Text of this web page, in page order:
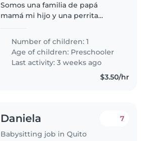
Somos una familia de papá
mamá mi hijo y una perrita
tranquila. Queremos alguien con
quien nos sentamos seguros de
confiar nuestro tesoro más
sagrado
Number of children: 1
Age of children: Preschooler
Last activity: 3 weeks ago
$3.50/hr
Daniela
Babysitting job in Quito
7